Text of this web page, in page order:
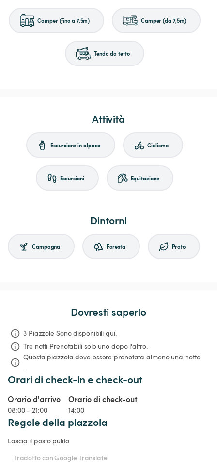
Camper (fino a 7,5m) Camper (da 7,5m)
Tenda da tetto
Attività
Escursione in alpaca Ciclismo
Escursioni Equitazione
Dintorni
Campagna Foresta Prato
Dovresti saperlo
3 Piazzole Sono disponibili qui.
Tre notti Prenotabili solo uno dopo l'altro.
Questa piazzola deve essere prenotata almeno una notte
.
Orari di check-in e check-out
Orario d'arrivo
08:00 - 21:00
Orario di check-out
14:00
Regole della piazzola
Lascia il posto pulito
Tradotto con Google Translate